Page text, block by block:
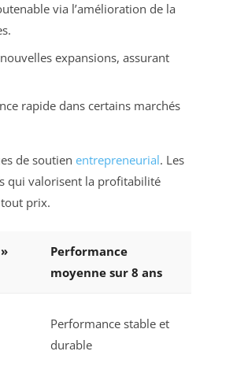
via l’amélioration de la
expansions, assurant
rapide dans certains marchés
de soutien entrepreneurial. Les
qui valorisent la profitabilité
prix.
Performance
moyenne sur 8 ans
Performance stable et
durable